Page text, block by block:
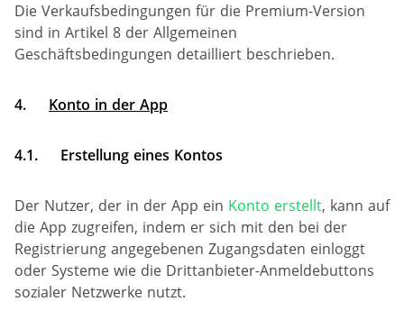
Die Verkaufsbedingungen für die Premium-Version
sind in Artikel 8 der Allgemeinen
Geschäftsbedingungen detailliert beschrieben.
4. Konto in der App
4.1. Erstellung eines Kontos
Der Nutzer, der in der App ein Konto erstellt, kann auf
die App zugreifen, indem er sich mit den bei der
Registrierung angegebenen Zugangsdaten einloggt
oder Systeme wie die Drittanbieter-Anmeldebuttons
sozialer Netzwerke nutzt.